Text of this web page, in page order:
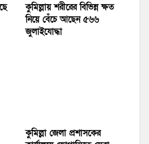
কুমিল্লায় শরীরের বিভিন্ন ক্ষত
নিয়ে বেঁচে আছেন ৫৬৬
জুলাইযোদ্ধা
কুমিল্লা জেলা প্রশাসকের